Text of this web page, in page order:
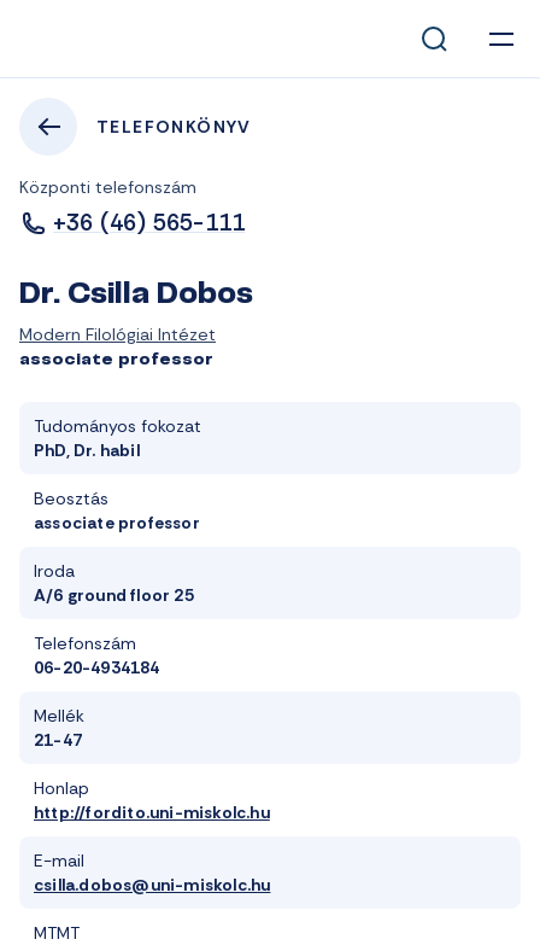
TELEFONKÖNYV
Központi telefonszám
+36 (46) 565-111
Dr. Csilla Dobos
Modern Filológiai Intézet
associate professor
Tudományos fokozat
PhD, Dr. habil
Beosztás
associate professor
Iroda
A/6 ground floor 25
Telefonszám
06-20-4934184
Mellék
21-47
Honlap
http://fordito.uni-miskolc.hu
E-mail
csilla.dobos@uni-miskolc.hu
MTMT